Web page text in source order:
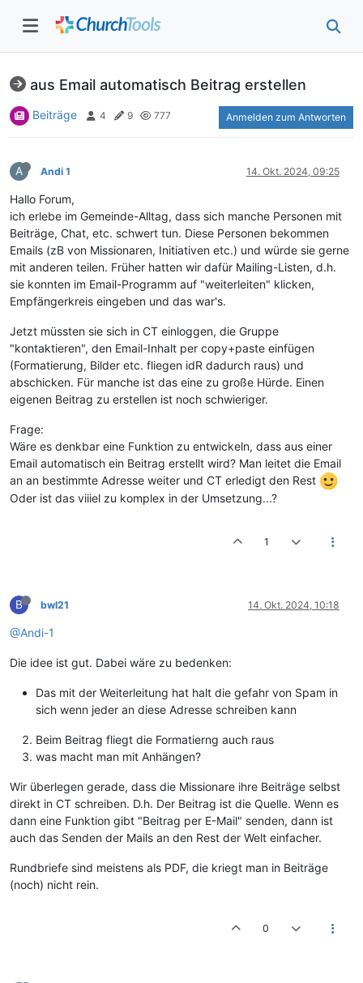
aus Email automatisch Beitrag erstellen
Beiträge 4 9 777 Anmelden zum Antworten
A Andi 1 14. Okt. 2024, 09:25
Hallo Forum,
ich erlebe im Gemeinde-Alltag, dass sich manche Personen mit
Beiträge, Chat, etc. schwert tun. Diese Personen bekommen
Emails (zB von Missionaren, Initiativen etc.) und würde sie gerne
mit anderen teilen. Früher hatten wir dafür Mailing-Listen, d.h.
sie konnten im Email-Programm auf "weiterleiten" klicken,
Empfängerkreis eingeben und das war's.
Jetzt müssten sie sich in CT einloggen, die Gruppe
"kontaktieren", den Email-Inhalt per copy+paste einfügen
(Formatierung, Bilder etc. fliegen idR dadurch raus) und
abschicken. Für manche ist das eine zu große Hürde. Einen
eigenen Beitrag zu erstellen ist noch schwieriger.
Frage:
Wäre es denkbar eine Funktion zu entwickeln, dass aus einer
Email automatisch ein Beitrag erstellt wird? Man leitet die Email
an an bestimmte Adresse weiter und CT erledigt den Rest
Oder ist das viiiel zu komplex in der Umsetzung...?
1
B bwl21 14. Okt. 2024, 10:18
@Andi-1
Die idee ist gut. Dabei wäre zu bedenken:
Das mit der Weiterleitung hat halt die gefahr von Spam in
sich wenn jeder an diese Adresse schreiben kann
Beim Beitrag fliegt die Formatierng auch raus
was macht man mit Anhängen?
Wir überlegen gerade, dass die Missionare ihre Beiträge selbst
direkt in CT schreiben. D.h. Der Beitrag ist die Quelle. Wenn es
dann eine Funktion gibt "Beitrag per E-Mail" senden, dann ist
auch das Senden der Mails an den Rest der Welt einfacher.
Rundbriefe sind meistens als PDF, die kriegt man in Beiträge
(noch) nicht rein.
0